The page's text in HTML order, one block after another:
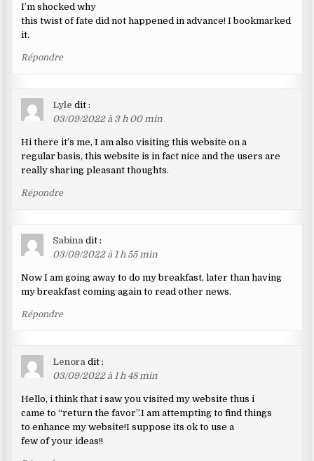
I’m shocked why
this twist of fate did not happened in advance! I bookmarked
it.
Répondre
Lyle dit :
03/09/2022 à 3 h 00 min
Hi there it’s me, I am also visiting this website on a
regular basis, this website is in fact nice and the users are
really sharing pleasant thoughts.
Répondre
Sabina dit :
03/09/2022 à 1 h 55 min
Now I am going away to do my breakfast, later than having
my breakfast coming again to read other news.
Répondre
Lenora dit :
03/09/2022 à 1 h 48 min
Hello, i think that i saw you visited my website thus i
came to “return the favor”.I am attempting to find things
to enhance my website!I suppose its ok to use a
few of your ideas!!